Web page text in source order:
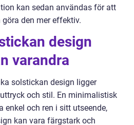
kan sedan användas för att
den mer effektiv.
design
varandra
solstickan design ligger
och stil. En minimalistisk
enkel och ren i sitt utseende,
kan vara färgstark och